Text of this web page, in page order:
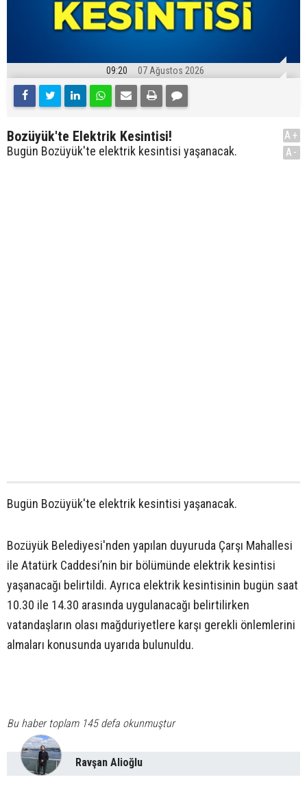
09:20 07 Ağustos 2026
Bozüyük'te Elektrik Kesintisi!
Bugün Bozüyük'te elektrik kesintisi yaşanacak.
A+
A-
Bugün Bozüyük'te elektrik kesintisi yaşanacak.
Bozüyük Belediyesi'nden yapılan duyuruda Çarşı Mahallesi
ile Atatürk Caddesi’nin bir bölümünde elektrik kesintisi
yaşanacağı belirtildi. Ayrıca elektrik kesintisinin bugün saat
10.30 ile 14.30 arasında uygulanacağı belirtilirken
vatandaşların olası mağduriyetlere karşı gerekli önlemlerini
almaları konusunda uyarıda bulunuldu.
Bu haber toplam 145 defa okunmuştur
Ravşan Alioğlu